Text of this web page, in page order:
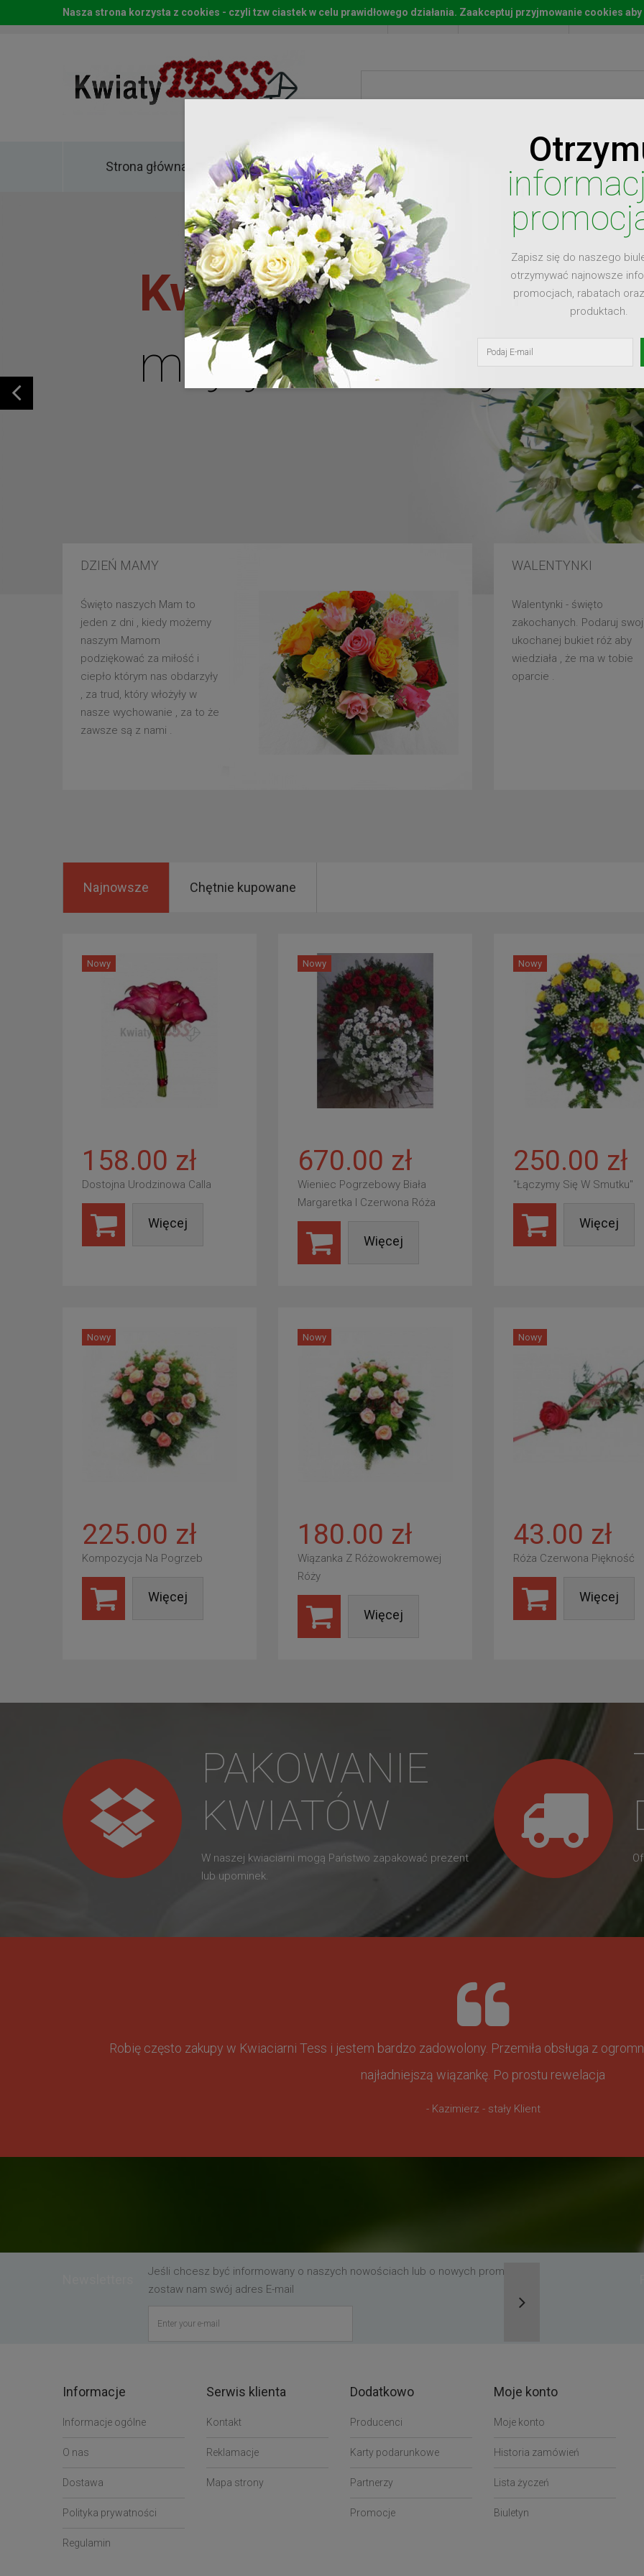
Start Moje konto Lista
Strona główna Kwiaty
Kwiaty dla
mojej ukochanej
DZIEŃ MAMY
Święto naszych Mam to
jeden z dni , kiedy możemy
naszym Mamom
podziękować za miłość i
ciepło którym nas obdarzyły
, za trud, który włożyły w
nasze wychowanie , za to że
zawsze są z nami .
WALENTYNKI
Walentynki - święto
zakochanych. Podaruj
ukochanej bukiet róż aby
wiedziała , że ma w tobie
oparcie .
Zapisz się do naszego
otrzymywać najnowsze
promocjach, rabatach
produktach.
Najnowsze Chętnie kupowane
Nowy
158.00 zł
Dostojna Urodzinowa Calla
Więcej
Nowy
670.00 zł
Wieniec Pogrzebowy Biała
Margaretka I Czerwona Róża
Więcej
Nowy
250.00 zł
"Łączymy Się W Smutku"
Więcej
Nowy
225.00 zł
Kompozycja Na Pogrzeb
Więcej
Nowy
180.00 zł
Wiązanka Z Różowokremowej
Róży
Więcej
Nowy
43.00 zł
Róża Czerwona Piękność
Więcej
PAKOWANIE
KWIATÓW
W naszej kwiaciarni mogą Państwo zapakować prezent
lub upominek.
Robię często zakupy w Kwiaciarni Tess i jestem bardzo zadowolony. Przemiła obsługa z
najładniejszą wiązankę. Po prostu rewelacja
- Kazimierz - stały Klient
Jeśli chcesz być informowany o naszych nowościach lub o nowych promocjach,
zostaw nam swój adres E-mail
Nasza strona korzysta z cookies - czyli tzw ciastek w celu prawidłowego działania. Zaakceptuj przyjmowanie cookies
Informacje
Informacje ogólne
O nas
Dostawa
Polityka prywatności
Regulamin
Serwis klienta
Kontakt
Reklamacje
Mapa strony
Dodatkowo
Producenci
Karty podarunkowe
Partnerzy
Promocje
Moje konto
Moje konto
Historia zamówień
Lista życzeń
Biuletyn